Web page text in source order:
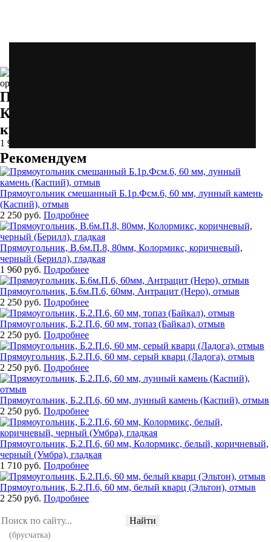
(товарный бетон)
Прямоугольник Б.3м.П.8, 80 мм,
Колормикс, желтый, оранжевый,
красный (Брайс), гладкая
1 960 руб.
Рекомендуем
Прямоугольник смешанный Б.1р.Фсм.6, 60 мм, лунный камень
(Каспий), отмыв
2 250 руб. Подробнее
Прямоугольник, В.6м.П.8, 80мм, Колормикс, коричневый,
черный (Берилл), гладкая
1 960 руб. Подробнее
Прямоугольник, Б.6м.П.6, 60мм, Антрацит (Неро), отмыв
2 250 руб. Подробнее
Прямоугольник, Б.2.П.6, 60 мм, топаз (Байкал), отмыв
2 250 руб. Подробнее
Прямоугольник, Б.2.П.6, 60 мм, серый кварц (Ладога), отмыв
2 250 руб. Подробнее
Прямоугольник, Б.2.П.6, 60 мм, лунный камень (Каспий), отмыв
2 250 руб. Подробнее
Прямоугольник, Б.2.П.6, 60 мм, Колормикс, белый, коричневый,
черный (Умбра), гладкая
1 710 руб. Подробнее
Прямоугольник, Б.2.П.6, 60 мм, белый кварц (Эльтон), отмыв
2 250 руб. Подробнее
Найти
(брусчатка)